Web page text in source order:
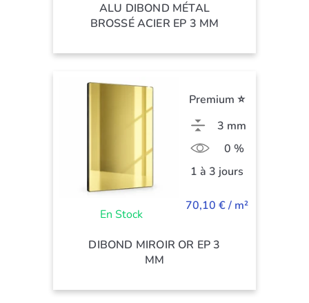
ALU DIBOND MÉTAL
BROSSÉ ACIER EP 3 MM
En Stock
Premium ⭐
3 mm
0 %
1 à 3 jours
70,10 € / m²
DIBOND MIROIR OR EP 3
MM